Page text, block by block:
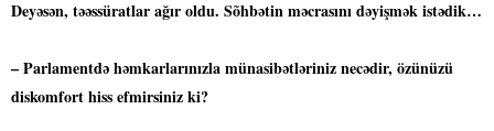
Deyəsən, təəssüratlar ağır oldu. Sõhbətin məcrasını dəyişmək istədik…
– Parlamentdə həmkarlarınızla münasibətləriniz necədir, özünüzü
diskomfort hiss efmirsiniz ki?